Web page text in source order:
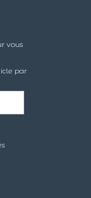
vous
par